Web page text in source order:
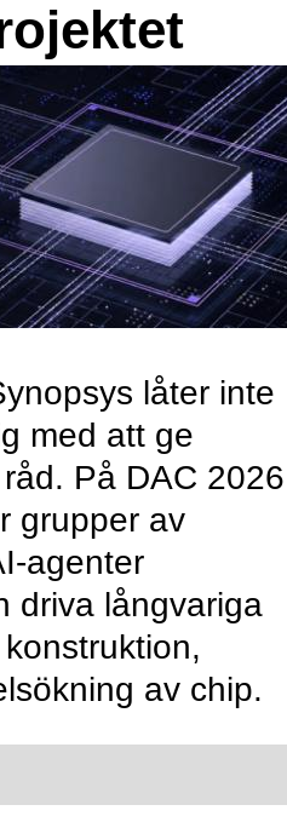
låter inte
med att ge
På DAC 2026
grupper av
agenter
driva långvariga
av chip.